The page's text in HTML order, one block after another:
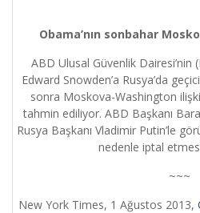
Obama’nın sonbahar
ABD Ulusal Güvenlik Dairesi’nin
Edward Snowden’a Rusya’da
sonra Moskova-Washington
tahmin ediliyor. ABD Başkanı
Rusya Başkanı Vladimir Putin’le
nedenle iptal
~~~
New York Times, 1 Ağustos 2013,